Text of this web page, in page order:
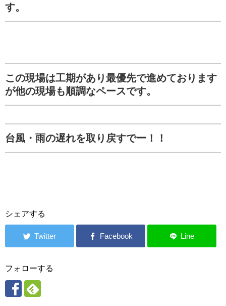
す。
この現場は工期があり最優先で進めております
が他の現場も順調なペースです。
台風・雨の遅れを取り戻すでー！！
シェアする
フォローする